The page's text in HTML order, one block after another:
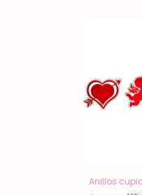
Anillos